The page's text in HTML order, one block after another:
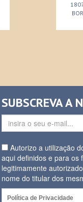
SUBSCREVA A
Autorizo a utilização
aqui definidos e para os
legitimamente
nome do titular dos
Política de Privacidade